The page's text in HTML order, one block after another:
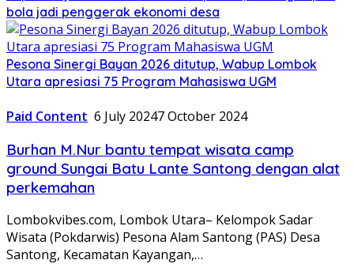
bola jadi penggerak ekonomi desa
Pesona Sinergi Bayan 2026 ditutup, Wabup Lombok
Utara apresiasi 75 Program Mahasiswa UGM
Paid Content 6 July 20247 October 2024
Burhan M.Nur bantu tempat wisata camp
ground Sungai Batu Lante Santong dengan alat
perkemahan
Lombokvibes.com, Lombok Utara– Kelompok Sadar
Wisata (Pokdarwis) Pesona Alam Santong (PAS) Desa
Santong, Kecamatan Kayangan,…